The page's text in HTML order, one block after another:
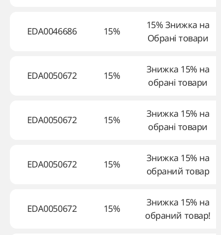
EDA0046686 15%
15% Знижка на
Обрані товари
EDA0050672 15%
Знижка 15% на
обрані товари
EDA0050672 15%
Знижка 15% на
обрані товари
EDA0050672 15%
Знижка 15% на
обраний товар
EDA0050672 15%
Знижка 15% на
обраний товар!